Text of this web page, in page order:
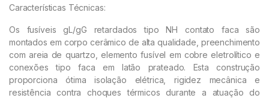
Características Técnicas:
Os fusíveis gL/gG retardados tipo NH contato faca são
montados em corpo cerâmico de alta qualidade, preenchimento
com areia de quartzo, elemento fusível em cobre eletrolítico e
conexões tipo faca em latão prateado. Esta construção
proporciona ótima isolação elétrica, rigidez mecânica e
resistência contra choques térmicos durante a atuação do